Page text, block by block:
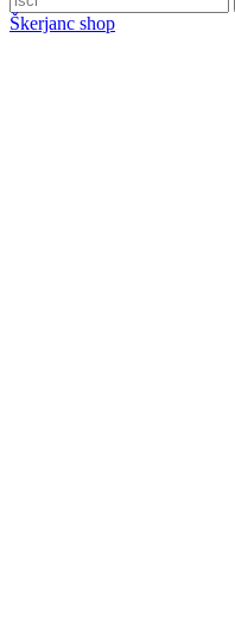
Škerjanc shop